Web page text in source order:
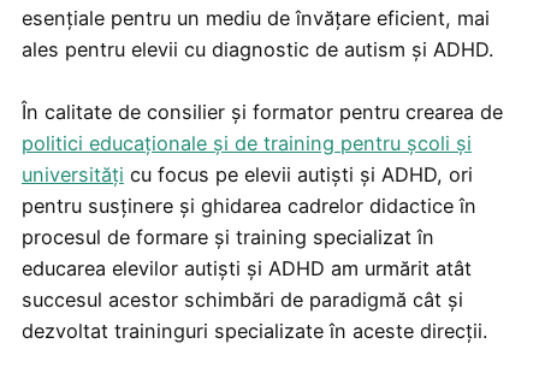
esențiale pentru un mediu de învățare eficient, mai
ales pentru elevii cu diagnostic de autism și ADHD.
În calitate de consilier și formator pentru crearea de
politici educaționale și de training pentru școli și
universități cu focus pe elevii autiști și ADHD, ori
pentru susținere și ghidarea cadrelor didactice în
procesul de formare și training specializat în
educarea elevilor autiști și ADHD am urmărit atât
succesul acestor schimbări de paradigmă cât și
dezvoltat traininguri specializate în aceste direcții.